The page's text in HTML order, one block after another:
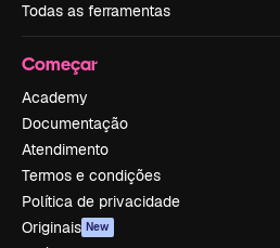
Todas as ferramentas
Começar
Academy
Documentação
Atendimento
Termos e condições
Política de privacidade
Originais New